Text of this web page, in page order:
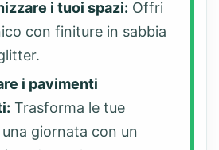
i tuoi spazi: Offri
con finiture in sabbia
i pavimenti
Trasforma le tue
giornata con un